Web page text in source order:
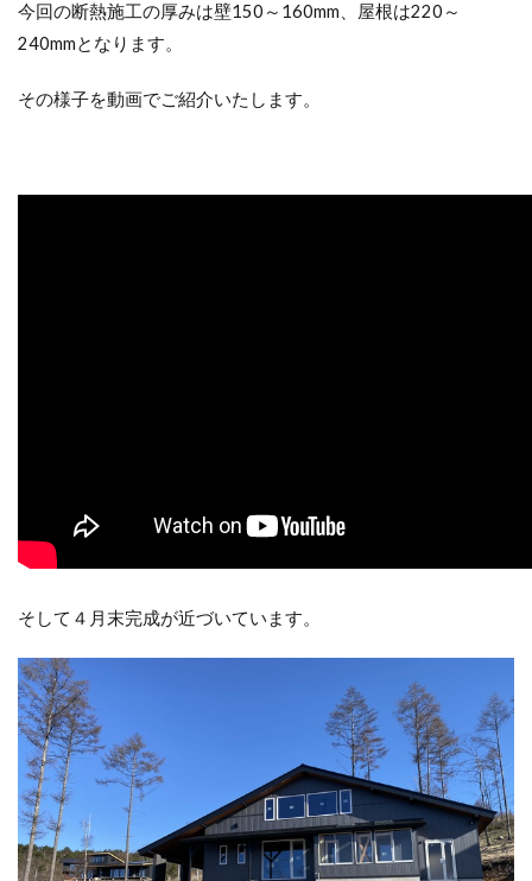
今回の断熱施工の厚みは壁150～160mm、屋根は220～
240mmとなります。
その様子を動画でご紹介いたします。
そして４月末完成が近づいています。